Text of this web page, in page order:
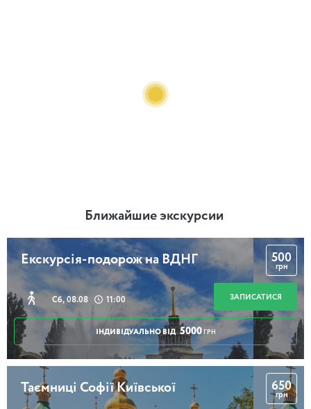
Ближайшие экскурсии
Екскурсія-подорож на ВДНГ
Сб, 08.08 11:00
500
грн
ЗАПИСАТИСЯ
ІНДИВІДУАЛЬНО ВІД 5000 ГРН
Таємниці Софії Київської 650
грн